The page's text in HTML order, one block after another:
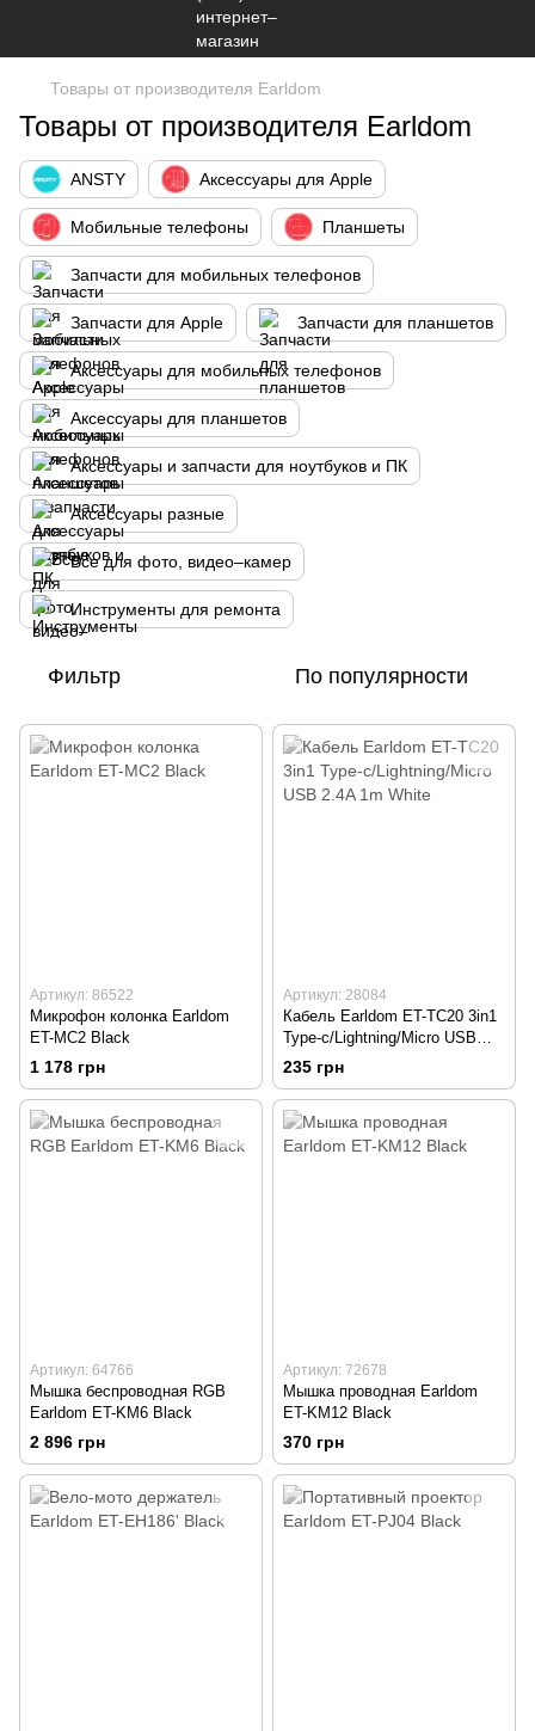
Товары от производителя Earldom
Товары от производителя Earldom
ANSTY Аксессуары для Apple
Мобильные телефоны Планшеты
Запчасти для мобильных телефонов
Запчасти для Apple Запчасти для планшетов
Аксессуары для мобильных телефонов
Аксессуары для планшетов
Аксессуары и запчасти для ноутбуков и ПК
Аксессуары разные
Все для фото, видео–камер
Инструменты для ремонта
Фильтр По популярности
Артикул: 86522
Микрофон колонка Earldom
ET-MC2 Black
1 178 грн
Артикул: 28084
Кабель Earldom ET-TC20 3in1
Type-c/Lightning/Micro USB
2.4A 1m White
235 грн
Артикул: 64766
Мышка беспроводная RGB
Earldom ET-KM6 Black
2 896 грн
Артикул: 72678
Мышка проводная Earldom
ET-KM12 Black
370 грн